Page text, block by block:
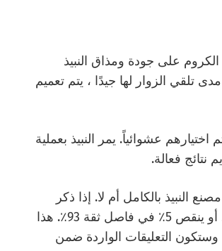
على جودة ومذاق النبيذ
تلقي الزوار لها جيدًا ، يتم تعميم
عشوائياً. يمر النبيذ بعملية
نتائج فعالة.
النبيذ بالكامل أم لا. إذا ذكر
الإحصائي أن الاستطلاع الذي تم إجراؤه سيكون به هامش خطأ يزيد أو ينقص 5٪ في فاصل ثقة 93٪. هذا
وستكون التعليقات الواردة ضمن